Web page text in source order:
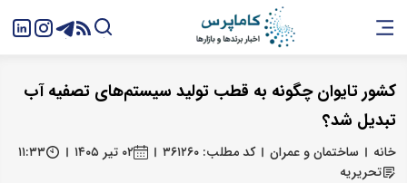
کشور تایوان چگونه به قطب تولید سیستم‌های تصفیه آب
تبدیل شد؟
خانه ساختمان و عمران کد مطلب: ۳۶۱۲۶۰ ۰۲ تیر ۱۴۰۵
۱۱:۳۳
تحریریه